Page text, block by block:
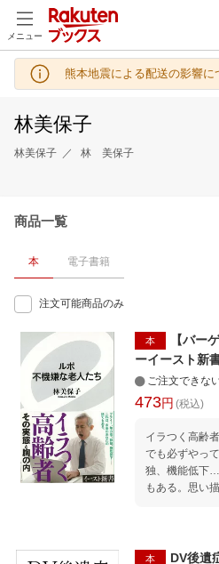
メニュー
熊本地震による配送の影響に
林美保子
林美保子 林 美保子
商品一覧
本 電子書籍
注文可能商品のみ
本
【バー
ーイースト新
ご注文できな
473円 (税込)
イラつく高齢
でも必ずやっ
独、機能低下
もある。思い
本 DV後遺